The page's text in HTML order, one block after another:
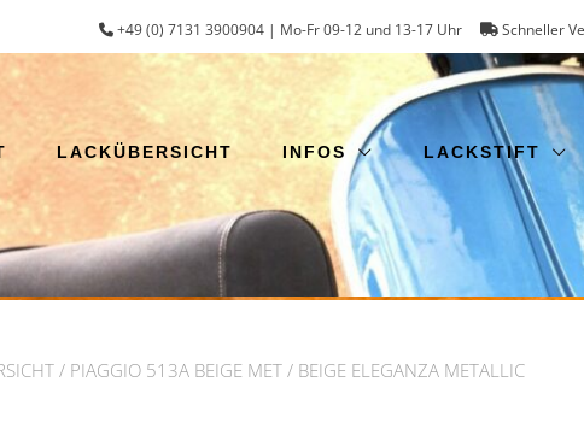
+49 (0) 7131 3900904 | Mo-Fr 09-12 und 13-17 Uhr Schneller
LACKÜBERSICHT INFOS LACKSTIFT
/ PIAGGIO 513A BEIGE MET / BEIGE ELEGANZA METALLIC